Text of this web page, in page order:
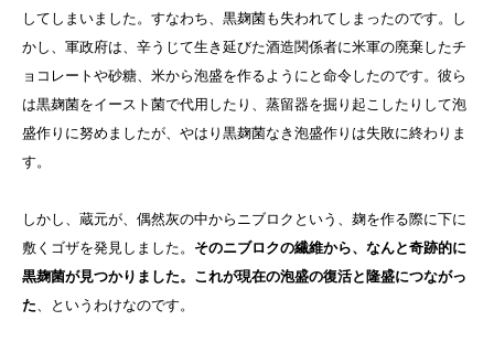
してしまいました。すなわち、黒麹菌も失われてしまったのです。し
かし、軍政府は、辛うじて生き延びた酒造関係者に米軍の廃棄したチ
ョコレートや砂糖、米から泡盛を作るようにと命令したのです。彼ら
は黒麹菌をイースト菌で代用したり、蒸留器を掘り起こしたりして泡
盛作りに努めましたが、やはり黒麹菌なき泡盛作りは失敗に終わりま
す。
しかし、蔵元が、偶然灰の中からニブロクという、麹を作る際に下に
敷くゴザを発見しました。 そのニブロクの繊維から、なんと奇跡的に
黒麹菌が見つかりました。これが現在の泡盛の復活と隆盛につながっ
た、というわけなのです。